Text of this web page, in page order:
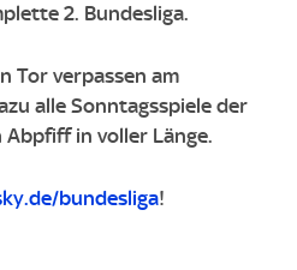
2. Bundesliga.
Tor verpassen am
alle Sonntagsspiele der
in voller Länge.
bundesliga!